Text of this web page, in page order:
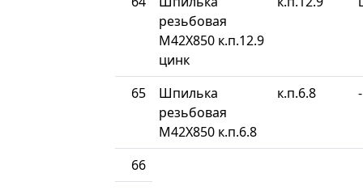
резьбовая
М42Х850 к.п.12.9
цинк
65
Шпилька
резьбовая
М42Х850 к.п.6.8
к.п.6.8 -
66